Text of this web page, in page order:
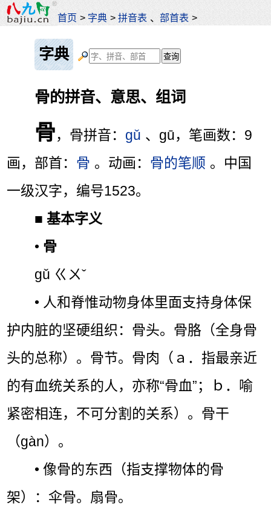
首页 > 字典 >拼音表 、部首表 >
字典
骨的拼音、意思、组词
骨，骨拼音： gǔ 、gū，笔画数：9
画，部首： 骨 。动画： 骨的笔顺 。中国
一级汉字，编号1523。
■基本字义
• 骨
gǔ ㄍㄨˇ
• 人和脊惟动物身体里面支持身体保
护内脏的坚硬组织：骨头。骨胳（全身骨
头的总称）。骨节。骨肉（ａ．指最亲近
的有血统关系的人，亦称“骨血”；ｂ．喻
紧密相连，不可分割的关系）。骨干
（gàn）。
• 像骨的东西（指支撑物体的骨
架）：伞骨。扇骨。